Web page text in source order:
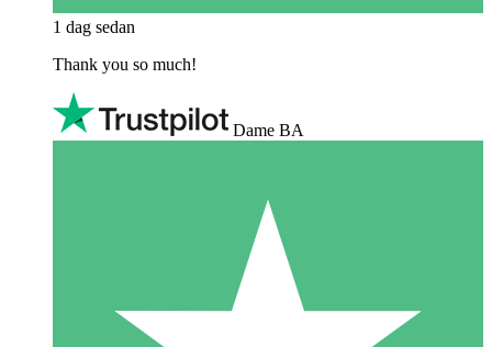
1 dag sedan
Thank you so much!
Dame BA